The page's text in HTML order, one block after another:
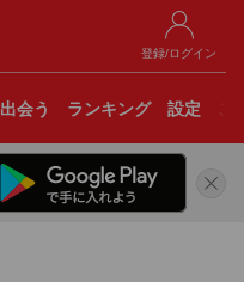
登録/ログイン
出会う ランキング 設定